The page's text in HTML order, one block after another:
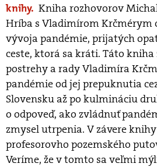
knihy. Kniha rozhovorov
Hríba s Vladimírom Krčmérym
vývoja pandémie, prijatých
ceste, ktorá sa kráti. Táto
postrehy a rady Vladimíra
pandémie od jej prepuknutia
Slovensku až po kulmináciu
o odpoveď, ako zvládnuť
zmysel utrpenia. V závere knihy
profesorovho pozemského
Veríme, že v tomto sa veľmi